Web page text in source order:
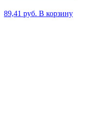
89,41 руб. В корзину